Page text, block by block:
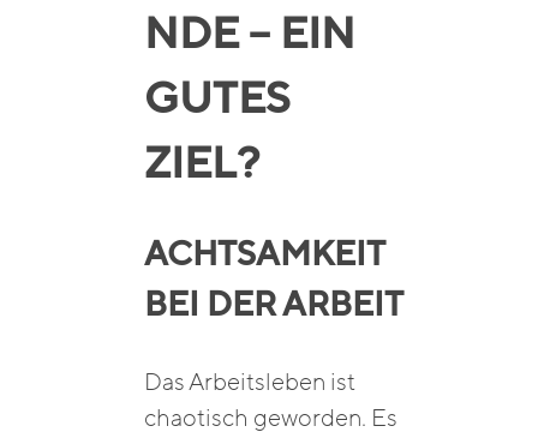
NDE – EIN
GUTES
ZIEL?
ACHTSAMKEIT
BEI DER ARBEIT
Das Arbeitsleben ist
chaotisch geworden. Es